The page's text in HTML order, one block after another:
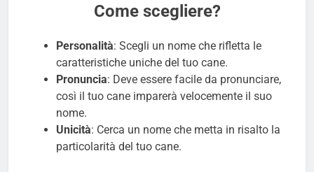
Come scegliere?
Personalità: Scegli un nome che rifletta le
caratteristiche uniche del tuo cane.
Pronuncia: Deve essere facile da pronunciare,
così il tuo cane imparerà velocemente il suo
nome.
Unicità: Cerca un nome che metta in risalto la
particolarità del tuo cane.